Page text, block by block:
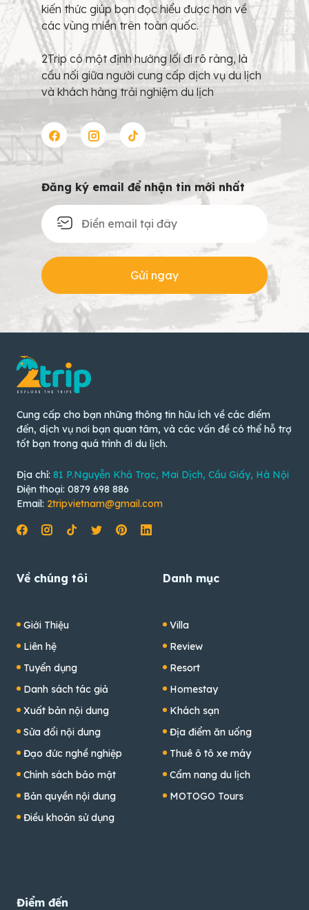
kiến thức giúp bạn đọc hiểu được hơn về
các vùng miền trên toàn quốc.
2Trip có một định hướng lối đi rõ ràng, là
cầu nối giữa người cung cấp dịch vụ du lịch
và khách hàng trải nghiệm du lịch
Đăng ký email để nhận tin mới nhất
Gửi ngay
Cung cấp cho bạn những thông tin hữu ích về các điểm
đến, dịch vụ nơi bạn quan tâm, và các vấn đề có thể hỗ trợ
tốt bạn trong quá trình đi du lịch.
Địa chỉ: 81 P.Nguyễn Khả Trạc, Mai Dịch, Cầu Giấy, Hà Nội
Điện thoại: 0879 698 886
Email: 2tripvietnam@gmail.com
Về chúng tôi
Giới Thiệu
Liên hệ
Tuyển dụng
Danh sách tác giả
Xuất bản nội dung
Sửa đổi nội dung
Đạo đức nghề nghiệp
Chính sách bảo mật
Bản quyền nội dung
Điều khoản sử dụng
Danh mục
Villa
Review
Resort
Homestay
Khách sạn
Địa điểm ăn uống
Thuê ô tô xe máy
Cẩm nang du lịch
MOTOGO Tours
Điểm đến